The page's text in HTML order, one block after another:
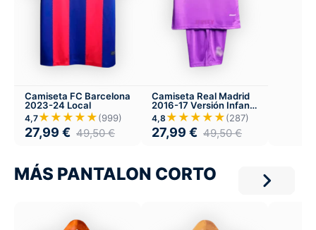
Camiseta FC Barcelona
2023-24 Local
4,7★★★★★(999)
27,99 € 49,50€
Camiseta Real Madrid
2016-17 Versión Infantil
Visitante
4,8 ★★★★★(287)
27,99 € 49,50€
MÁS PANTALON CORTO